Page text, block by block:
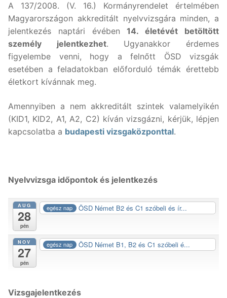
A 137/2008. (V. 16.) Kormányrendelet értelmében
Magyarországon akkreditált nyelvvizsgára minden, a
jelentkezés naptári évében14. életévét betöltött
személy jelentkezhet. Ugyanakkor érdemes
figyelembe venni, hogy a felnőtt ÖSD vizsgák
esetében a feladatokban előforduló témák érettebb
életkort kívánnak meg.
Amennyiben a nem akkreditált szintek valamelyikén
(KID1, KID2, A1, A2, C2) kíván vizsgázni, kérjük, lépjen
kapcsolatba a budapesti vizsgaközponttal.
Nyelvvizsga időpontok és jelentkezés
AUG
28
pén
egész nap ÖSD Német B2 és C1 szóbeli és ír...
NOV
27
pén
egész nap ÖSD Német B1, B2 és C1 szóbeli é...
Vizsgajelentkezés